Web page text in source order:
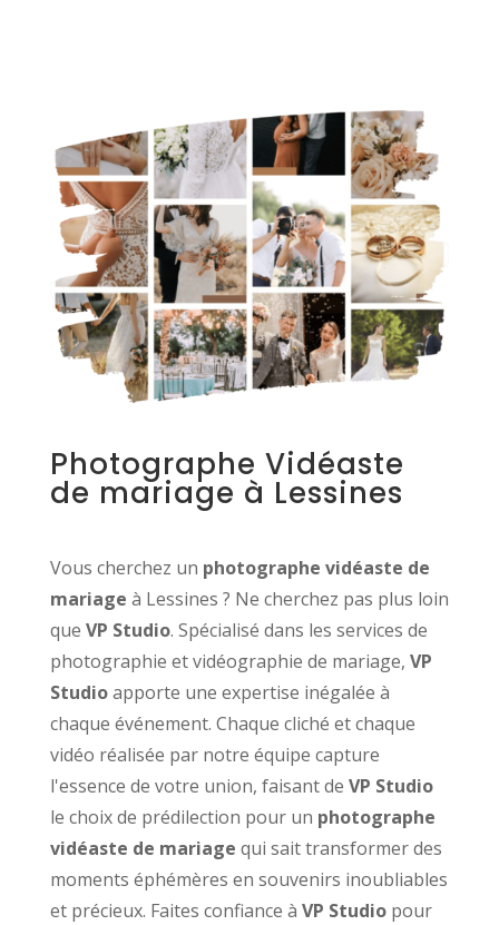
Photographe Vidéaste
de mariage à Lessines
Vous cherchez un photographe vidéaste de
mariage à Lessines ? Ne cherchez pas plus loin
que VP Studio. Spécialisé dans les services de
photographie et vidéographie de mariage, VP
Studioapporte une expertise inégalée à
chaque événement. Chaque cliché et chaque
vidéo réalisée par notre équipe capture
l'essence de votre union, faisant de VP Studio
le choix de prédilection pour un photographe
vidéaste de mariage qui sait transformer des
moments éphémères en souvenirs inoubliables
et précieux. Faites confiance à VP Studiopour